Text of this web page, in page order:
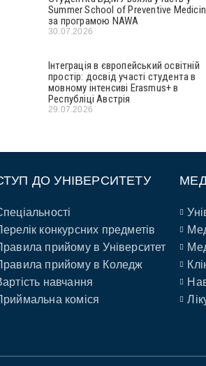
Summer School of Preventive
за програмою NAWA
30.07.2026
Інтеграція в європейський освітній
простір: досвід участі студента в
мовному інтенсиві Erasmus+ в
Республіці Австрія
29.07.2026
ДО УНІВЕРСИТЕТУ
конкурсних предметів
прийому в Університет
прийому в Коледж
навчання
коміся